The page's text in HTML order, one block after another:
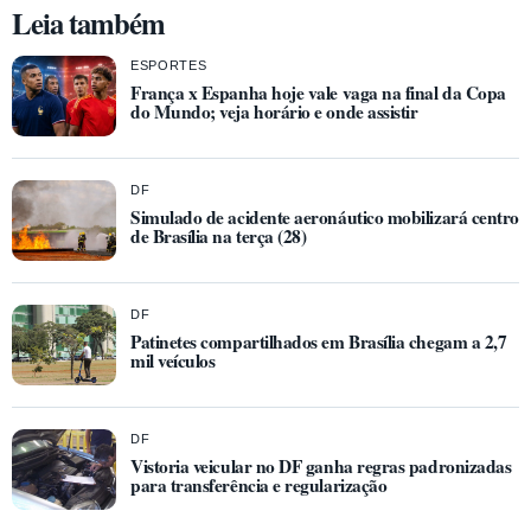
Leia também
ESPORTES
França x Espanha hoje vale vaga na final da Copa
do Mundo; veja horário e onde assistir
DF
Simulado de acidente aeronáutico mobilizará centro
de Brasília na terça (28)
DF
Patinetes compartilhados em Brasília chegam a 2,7
mil veículos
DF
Vistoria veicular no DF ganha regras padronizadas
para transferência e regularização